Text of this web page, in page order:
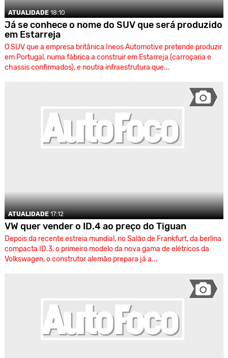
ATUALIDADE 18:10
Já se conhece o nome do SUV que será produzido
em Estarreja
O SUV que a empresa britânica Ineos Automotive pretende produzir
em Portugal, numa fábrica a construir em Estarreja (carroçaria e
chassis confirmados), e noutra infraestrutura que...
ATUALIDADE 17:12
VW quer vender o ID.4 ao preço do Tiguan
Depois da recente estreia mundial, no Salão de Frankfurt, da berlina
compacta ID.3, o primeiro modelo da nova gama de elétricos da
Volkswagen, o construtor alemão prepara já a...